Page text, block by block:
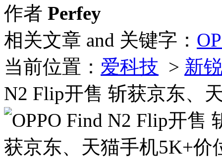
作者 Perfey
相关文章 and 关键字：
当前位置： 爱科技 > 新
N2 Flip开售 斩获京东、